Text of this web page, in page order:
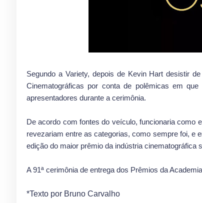
Segundo a Variety, depois de Kevin Hart desistir
Cinematográficas por conta de polêmicas em
apresentadores durante a cerimônia.
De acordo com fontes do veículo, funcionaria como
revezariam entre as categorias, como sempre foi, e
edição do maior prêmio da indústria cinematográfica
A 91ª cerimônia de entrega dos Prêmios da
*Texto por Bruno Carvalho